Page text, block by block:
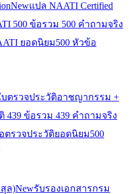
Newแปล NAATI Certified
500 ข้อรวม 500 คำถามจริง
ยอดนิยม500 หัวข้อ
ตรวจประวัติอาชญากรรม +
439 ข้อรวม 439 คำถามจริง
ตรวจประวัติยอดนิยม500
ล)Newรับรองเอกสารกรม